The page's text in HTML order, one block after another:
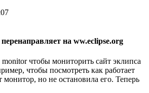
перенаправляет на ww.eclipse.org
чтобы мониторить сайт эклипса
чтобы посмотреть как работает
монитор, но не остановила его. Теперь